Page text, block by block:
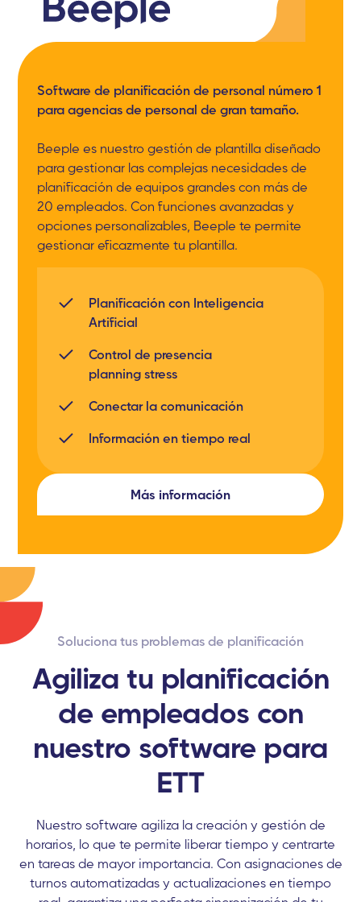
Software de planificación de personal número 1
para agencias de personal de gran tamaño.
Beeple es nuestro gestión de plantilla diseñado
para gestionar las complejas necesidades de
planificación de equipos grandes con más de
20 empleados. Con funciones avanzadas y
opciones personalizables, Beeple te permite
gestionar eficazmente tu plantilla.
Planificación con Inteligencia
Artificial
Control de presencia
planning stress
Conectar la comunicación
Información en tiempo real
Más información
Soluciona tus problemas de planificación
Agiliza tu planificación
de empleados con
nuestro software para
ETT
Nuestro software agiliza la creación y gestión de
horarios, lo que te permite liberar tiempo y centrarte
en tareas de mayor importancia. Con asignaciones de
turnos automatizadas y actualizaciones en tiempo